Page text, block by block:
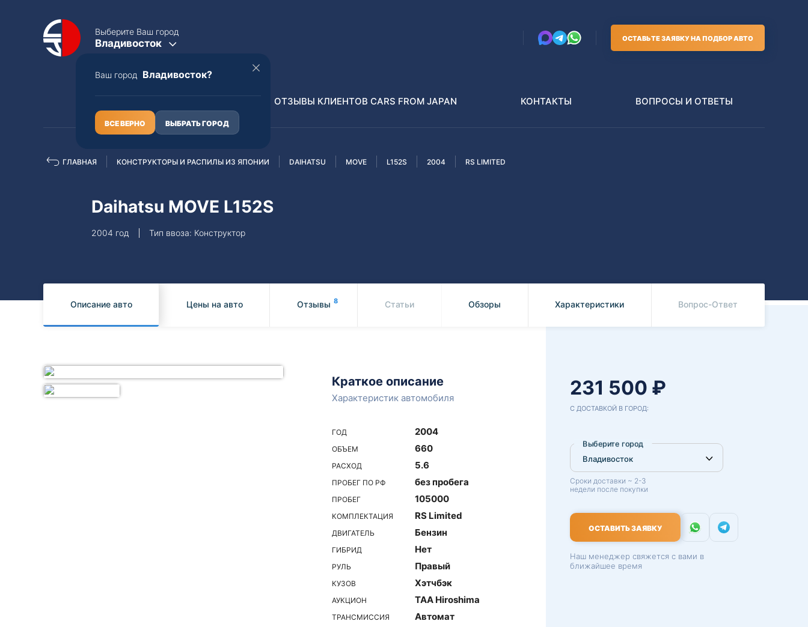
Выберите Ваш город
Владивосток
Ваш город Владивосток?
ВСЕ ВЕРНО ВЫБРАТЬ ГОРОД
ОСТАВЬТЕ ЗАЯВКУ НА ПОДБОР АВТО
Полная пошлина
Subaru
Распилы и конструкторы
ОТЗЫВЫ КЛИЕНТОВ CARS FROM JAPAN КОНТАКТЫ ВОПРОСЫ И ОТВЕТЫ
ГЛАВНАЯ КОНСТРУКТОРЫ И РАСПИЛЫ ИЗ ЯПОНИИ DAIHATSU MOVE L152S 2004 RS LIMITED
Daihatsu MOVE L152S
2004 год Тип ввоза: Конструктор
Описание авто Цены на авто Отзывы 8 Статьи Обзоры Характеристики Вопрос-Ответ
Краткое описание
Характеристик автомобиля
ГОД 2004
ОБЪЕМ 660
РАСХОД 5.6
ПРОБЕГ ПО РФ без пробега
ПРОБЕГ 105000
КОМПЛЕКТАЦИЯ RS Limited
ДВИГАТЕЛЬ Бензин
ГИБРИД Нет
РУЛЬ Правый
КУЗОВ Хэтчбэк
АУКЦИОН TAA Hiroshima
ТРАНСМИССИЯ Автомат
231 500 ₽
С ДОСТАВКОЙ В ГОРОД:
Выберите город
Сроки доставки ~ 2-3
недели после покупки
ОСТАВИТЬ ЗАЯВКУ
Наш менеджер свяжется с вами в
ближайшее время